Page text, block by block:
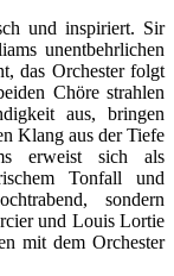
und inspiriert. Sir
unentbehrlichen
das Orchester folgt
Chöre strahlen
aus, bringen
Klang aus der Tiefe
erweist sich als
Tonfall und
sondern
und Louis Lortie
mit dem Orchester